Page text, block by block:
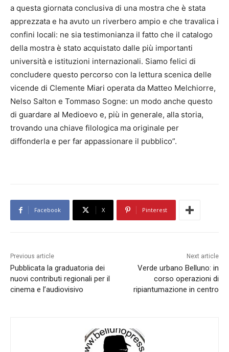
a questa giornata conclusiva di una mostra che è stata
apprezzata e ha avuto un riverbero ampio e che travalica i
confini locali: ne sia testimonianza il fatto che il catalogo
della mostra è stato acquistato dalle più importanti
università e istituzioni internazionali. Siamo felici di
concludere questo percorso con la lettura scenica delle
vicende di Clemente Miari operata da Matteo Melchiorre,
Nelso Salton e Tommaso Sogne: un modo anche questo
di guardare al Medioevo e, più in generale, alla storia,
trovando una chiave filologica ma originale per
diffonderla e per far appassionare il pubblico”.
Facebook X Pinterest
Previous article
Pubblicata la graduatoria dei
nuovi contributi regionali per il
cinema e l’audiovisivo
Next article
Verde urbano Belluno: in
corso operazioni di
ripiantumazione in centro